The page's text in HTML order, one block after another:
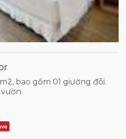
bao gồm 01 giường đôi.